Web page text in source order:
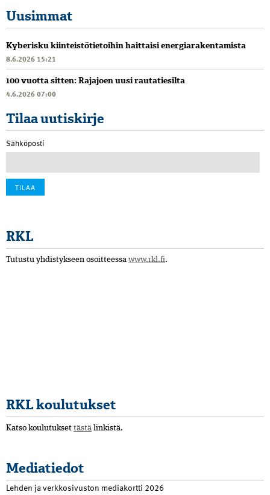
Uusimmat
Kyberisku kiinteistötietoihin haittaisi energiarakentamista
8.6.2026 15:21
100 vuotta sitten: Rajajoen uusi rautatiesilta
4.6.2026 07:00
Tilaa uutiskirje
Sähköposti
RKL
Tutustu yhdistykseen osoitteessa www.rkl.fi.
RKL koulutukset
Katso koulutukset tästä linkistä.
Mediatiedot
Lehden ja verkkosivuston mediakortti 2026